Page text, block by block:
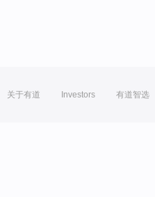
关于有道 Investors 有道智选